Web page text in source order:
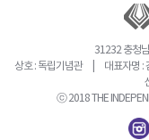
31232 충청
상호 : 독립기념관 | 대표자명
ⓒ 2018 THE